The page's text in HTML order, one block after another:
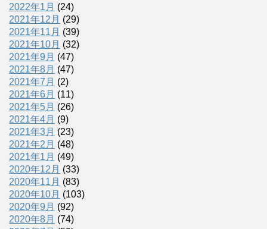
2022年1月 (24)
2021年12月 (29)
2021年11月 (39)
2021年10月 (32)
2021年9月 (47)
2021年8月 (47)
2021年7月 (2)
2021年6月 (11)
2021年5月 (26)
2021年4月 (9)
2021年3月 (23)
2021年2月 (48)
2021年1月 (49)
2020年12月 (33)
2020年11月 (83)
2020年10月 (103)
2020年9月 (92)
2020年8月 (74)